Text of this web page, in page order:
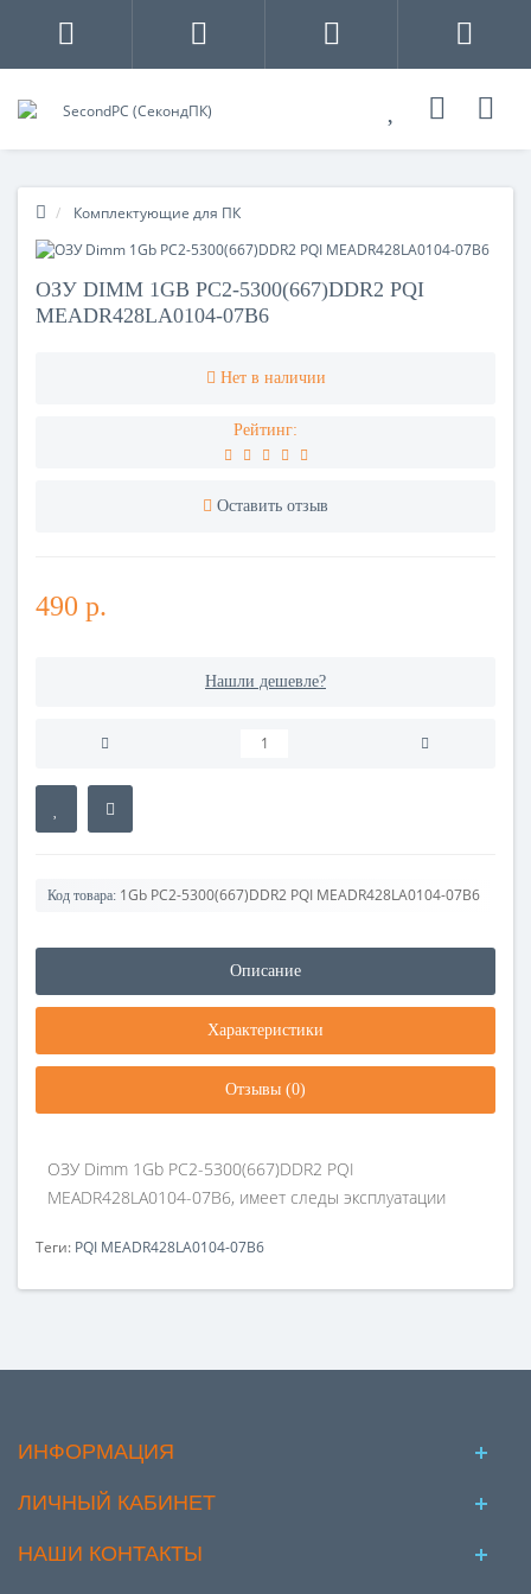
Комплектующие для ПК
ОЗУ DIMM 1GB PC2-5300(667)DDR2 PQI
MEADR428LA0104-07B6
Нет в наличии
Рейтинг:
Оставить отзыв
490 р.
Нашли дешевле?
Код товара: 1Gb PC2-5300(667)DDR2 PQI MEADR428LA0104-07B6
Описание
Характеристики
Отзывы (0)
ОЗУ Dimm 1Gb PC2-5300(667)DDR2 PQI
MEADR428LA0104-07B6, имеет следы эксплуатации
Теги: PQI MEADR428LA0104-07B6
ИНФОРМАЦИЯ
ЛИЧНЫЙ КАБИНЕТ
НАШИ КОНТАКТЫ